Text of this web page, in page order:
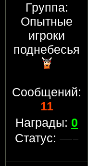
Группа:
Опытные
игроки
поднебесья
Сообщений:
11
Награды: 0
Статус: